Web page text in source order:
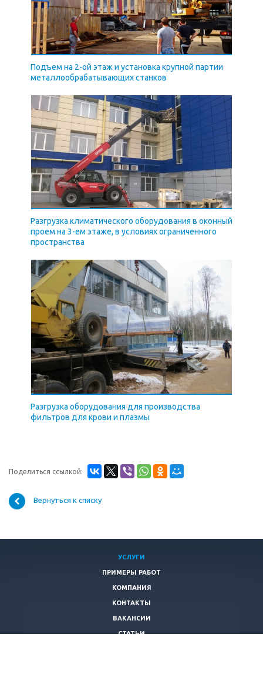
Подъем на 2-ой этаж и установка крупной партии
металлообрабатывающих станков
Разгрузка климатического оборудования в оконный
проем на 3-ем этаже, в условиях ограниченного
пространства
Разгрузка оборудования для производства
фильтров для крови и плазмы
Поделиться ссылкой:
Вернуться к списку
УСЛУГИ
ПРИМЕРЫ РАБОТ
КОМПАНИЯ
КОНТАКТЫ
ВАКАНСИИ
СТАТЬИ